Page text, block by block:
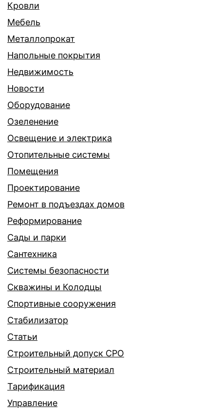
Кровли
Мебель
Металлопрокат
Напольные покрытия
Недвижимость
Новости
Оборудование
Озеленение
Освещение и электрика
Отопительные системы
Помещения
Проектирование
Ремонт в подъездах домов
Реформирование
Сады и парки
Сантехника
Системы безопасности
Скважины и Колодцы
Спортивные сооружения
Стабилизатор
Статьи
Строительный допуск СРО
Строительный материал
Тарификация
Управление